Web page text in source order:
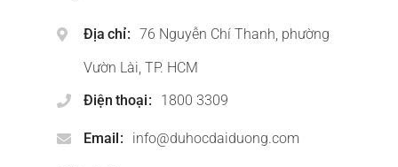
Địa chỉ
76 Nguyễn Chí Thanh, phường
Vườn Lài, TP. HCM
Điện thoại
1800 3309
Email info@duhocdaiduong.com